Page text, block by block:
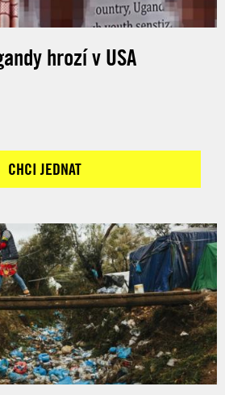
hrozí v USA
CHCI JEDNAT